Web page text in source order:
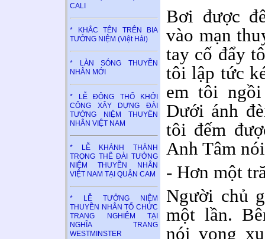
CALI
* KHẮC TÊN TRÊN BIA
TƯỞNG NIỆM (Việt Hải)
* LÀN SÓNG THUYỀN
NHÂN MỚI
* LỄ ĐỘNG THỔ KHỞI
CÔNG XÂY DỰNG ĐÀI
TƯỞNG NIỆM THUYỀN
NHÂN VIỆT NAM
* LỄ KHÁNH THÀNH
TRỌNG THỂ ĐÀI TƯỞNG
NIỆM THUYỀN NHÂN
VIỆT NAM TẠI QUẬN CAM
* LỄ TƯỞNG NIỆM
THUYỀN NHÂN TỔ CHỨC
TRANG NGHIÊM TẠI
NGHĨA TRANG
WESTMINSTER
Bơi được
vào mạn
tay cố đẩy
tôi lập tức
em tôi
Dưới ánh
tôi đếm
Anh Tâm
- Hơn một
Người chủ
một lần.
nói vọng